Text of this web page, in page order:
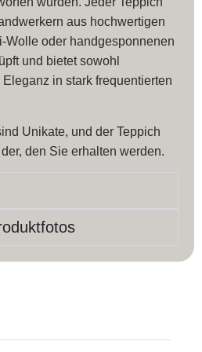
aus hochwertigen
Wolle oder handgesponnenen
und bietet sowohl
in stark frequentierten
Unikate, und der Teppich
den Sie erhalten werden.
Farbe:Schwarz